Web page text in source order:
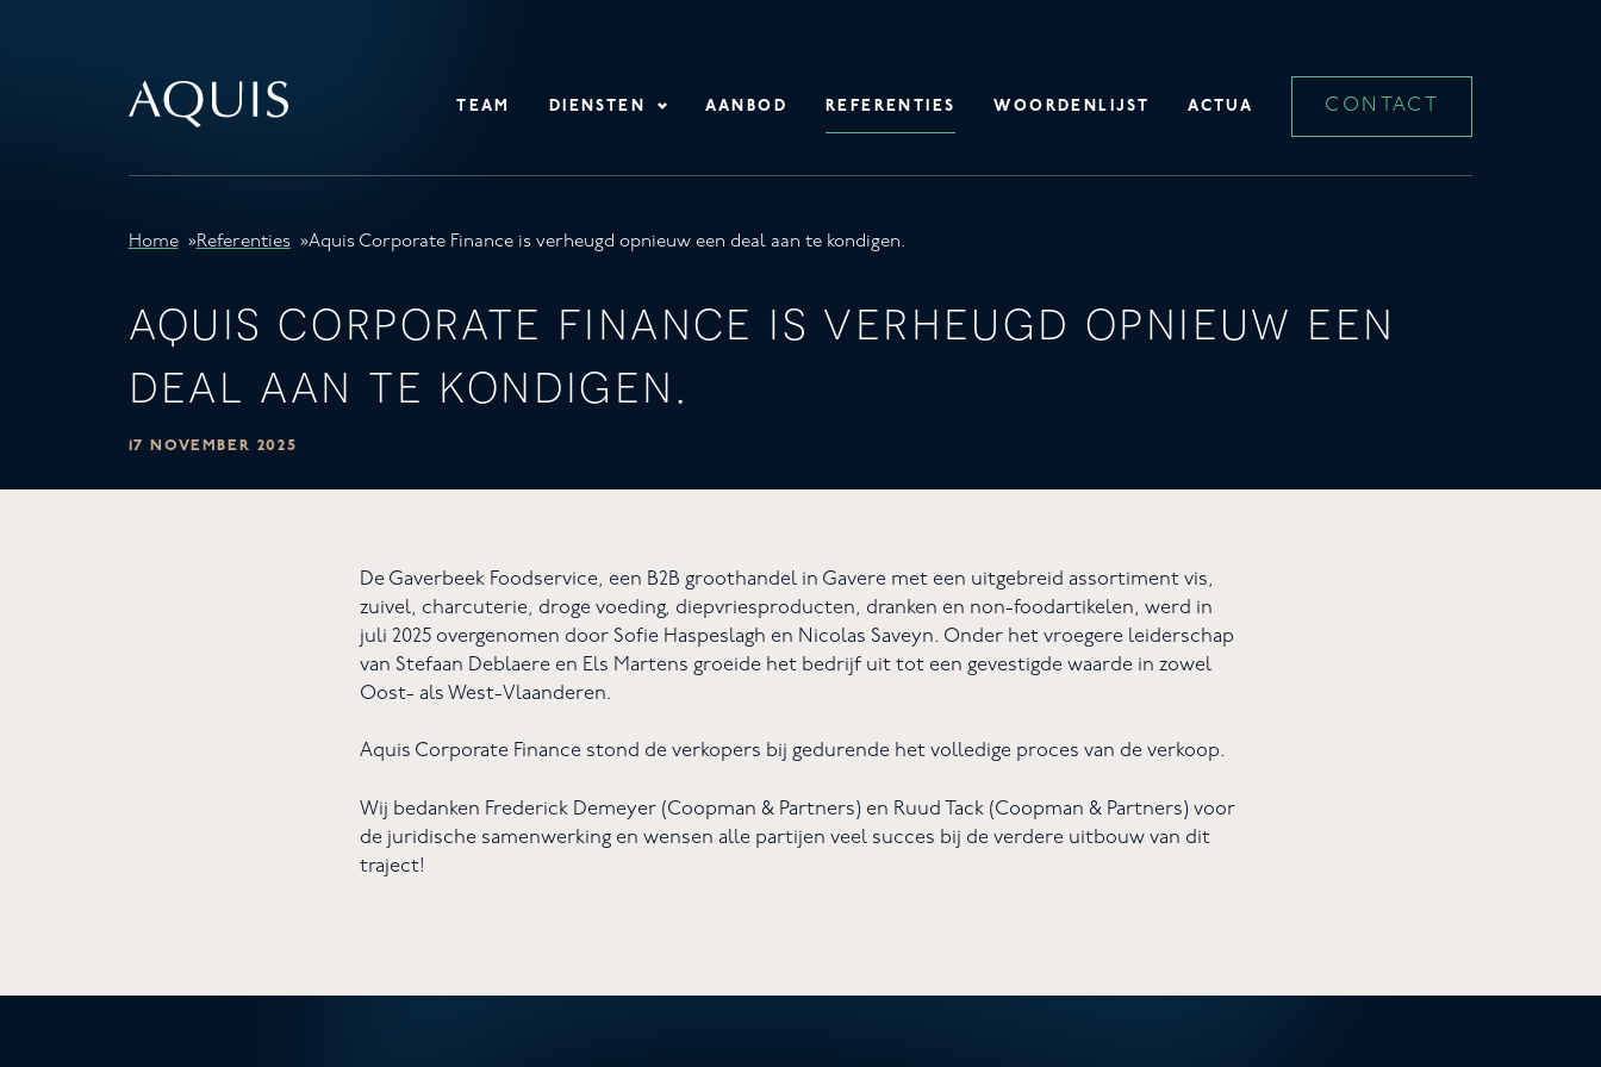
TEAM DIENSTEN AANBOD REFERENTIES WOORDENLIJST ACTUA CONTACT
Home »Referenties »Aquis Corporate Finance is verheugd opnieuw een deal aan te kondigen.
aquis corporate finance is verheugd opnieuw een
deal aan te kondigen.
17 NOVEMBER 2025
De Gaverbeek Foodservice, een B2B groothandel in Gavere met een uitgebreid assortiment vis,
zuivel, charcuterie, droge voeding, diepvriesproducten, dranken en non-foodartikelen, werd in
juli 2025 overgenomen door Sofie Haspeslagh en Nicolas Saveyn. Onder het vroegere leiderschap
van Stefaan Deblaere en Els Martens groeide het bedrijf uit tot een gevestigde waarde in zowel
Oost- als West-Vlaanderen.
Aquis Corporate Finance stond de verkopers bij gedurende het volledige proces van de verkoop.
Wij bedanken Frederick Demeyer (Coopman & Partners) en Ruud Tack (Coopman & Partners) voor
de juridische samenwerking en wensen alle partijen veel succes bij de verdere uitbouw van dit
traject!